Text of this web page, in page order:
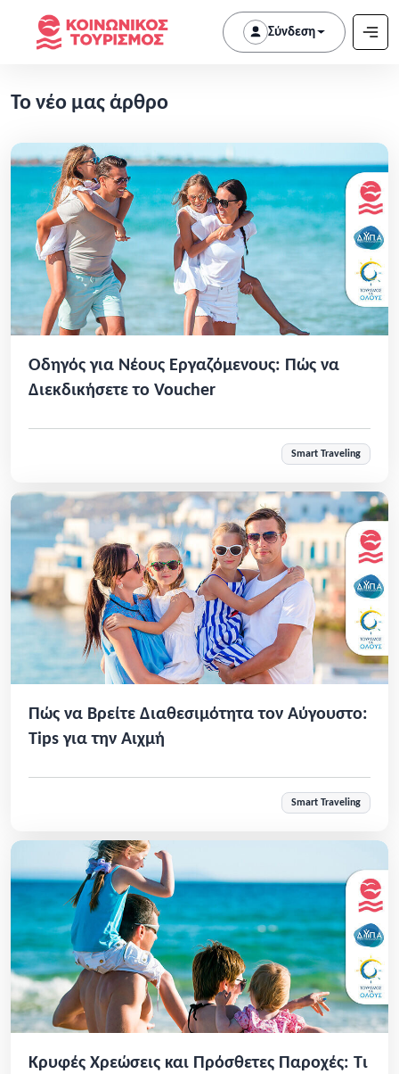
Σύνδεση
Το νέο μας άρθρο
Οδηγός για Νέους Εργαζόμενους: Πώς να
Διεκδικήσετε το Voucher
Smart Traveling
Πώς να Βρείτε Διαθεσιμότητα τον Αύγουστο:
Tips για την Αιχμή
Smart Traveling
Κρυφές Χρεώσεις και Πρόσθετες Παροχές: Τι